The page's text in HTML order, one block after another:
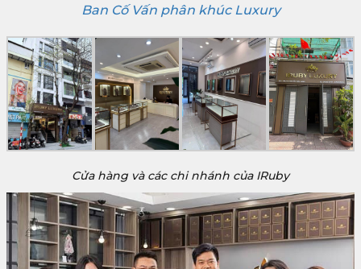
Ban Cố Vấn phân khúc Luxury
Cửa hàng và các chi nhánh của IRuby